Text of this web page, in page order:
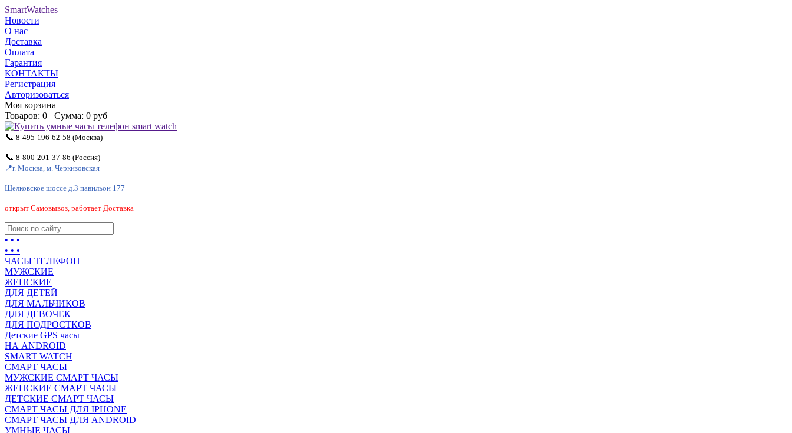
SmartWatches
Новости
О нас
Доставка
Оплата
Гарантия
КОНТАКТЫ
Регистрация
Авторизоваться
Моя корзина
Товаров: 0 Сумма: 0 руб
📞 8-495-196-62-58 (Москва)
📞 8-800-201-37-86 (Россия)
📍г. Москва, м. Черкизовская
Щелковское шоссе д.3 павильон 177
открыт Самовывоз, работает Доставка
• • •
• • •
ЧАСЫ ТЕЛЕФОН
МУЖСКИЕ
ЖЕНСКИЕ
ДЛЯ ДЕТЕЙ
ДЛЯ МАЛЬЧИКОВ
ДЛЯ ДЕВОЧЕК
ДЛЯ ПОДРОСТКОВ
Детские GPS часы
НА ANDROID
SMART WATCH
СМАРТ ЧАСЫ
МУЖСКИЕ СМАРТ ЧАСЫ
ЖЕНСКИЕ СМАРТ ЧАСЫ
ДЕТСКИЕ СМАРТ ЧАСЫ
СМАРТ ЧАСЫ ДЛЯ IPHONE
СМАРТ ЧАСЫ ДЛЯ ANDROID
УМНЫЕ ЧАСЫ